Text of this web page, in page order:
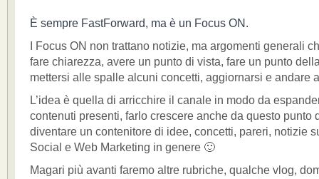
È sempre FastForward, ma è un Focus ON.
I Focus ON non trattano notizie, ma argomenti generali
fare chiarezza, avere un punto di vista, fare un punto
mettersi alle spalle alcuni concetti, aggiornarsi e andare
L’idea è quella di arricchire il canale in modo da
contenuti presenti, farlo crescere anche da questo punto
diventare un contenitore di idee, concetti, pareri, notizie
Social e Web Marketing in genere 🙂
Magari più avanti faremo altre rubriche, qualche vlog,